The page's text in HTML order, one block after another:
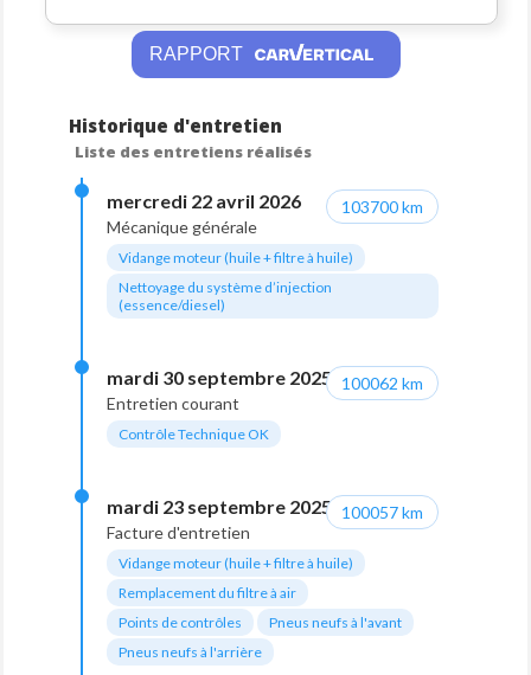
RAPPORT
Historique d'entretien
Liste des entretiens réalisés
mercredi 22 avril 2026
Mécanique générale
Vidange moteur (huile + filtre à huile)
Nettoyage du système d’injection
(essence/diesel)
103700 km
mardi 30 septembre 2025
Entretien courant
Contrôle Technique OK
100062 km
mardi 23 septembre 2025
Facture d'entretien
Vidange moteur (huile + filtre à huile)
Remplacement du filtre à air
Points de contrôles
Pneus neufs à l'avant
Pneus neufs à l'arrière
100057 km